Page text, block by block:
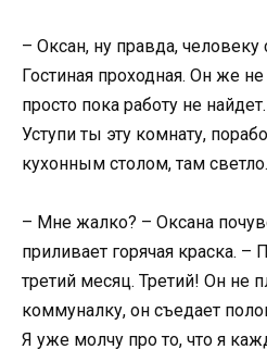
– Оксан, ну правда, человеку
Гостиная проходная. Он же
просто пока работу не
Уступи ты эту комнату,
кухонным столом, там светло.
– Мне жалко? – Оксана
приливает горячая краска. –
третий месяц. Третий! Он не
коммуналку, он съедает
Я уже молчу про то, что я